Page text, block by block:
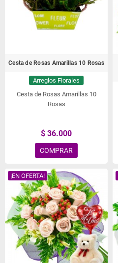
Cesta de Rosas Amarillas 10 Rosas
Arreglos Florales
Cesta de Rosas Amarillas 10
Rosas
$ 36.000
COMPRAR
¡EN OFERTA!